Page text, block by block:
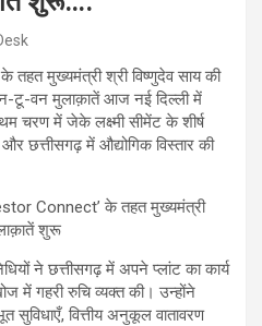
तहत मुख्यमंत्री श्री विष्णुदेव साय की
टू-वन मुलाक़ातें आज नई दिल्ली में
चरण में जेके लक्ष्मी सीमेंट के शीर्ष
छत्तीसगढ़ में औद्योगिक विस्तार की
ने छत्तीसगढ़ में अपने प्लांट का कार्य
में गहरी रुचि व्यक्त की। उन्होंने
सुविधाएँ, वित्तीय अनुकूल वातावरण